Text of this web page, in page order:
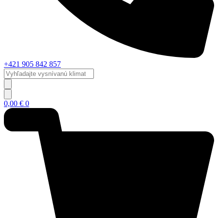
+421 905 842 857
Vyhľadajte
vysnívanú
klimatizáciu...
0,00 € 0